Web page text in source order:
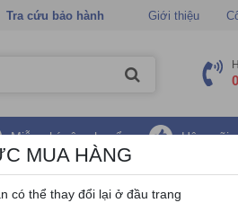
Tra cứu bảo hành Giới thiệu
Miễn phí vận chuyển Hậu mãi
(27 inch - IPS - 2K - 75Hz - 1ms - Speaker)
MUA HÀNG
có thể thay đổi lại ở đầu trang